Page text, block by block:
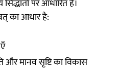
पर आधारित है।
का आधार है:
और मानव सृष्टि का विकास